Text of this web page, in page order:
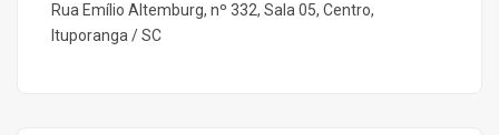
Rua Emílio Altemburg, nº 332, Sala 05, Centro,
Ituporanga / SC